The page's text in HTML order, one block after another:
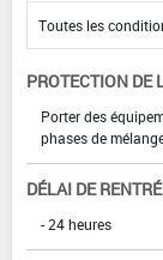
PROTECTION DE
Porter des
phases de
DÉLAI DE
- 24 heures